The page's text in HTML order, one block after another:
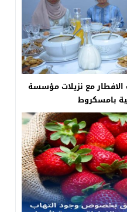
الافطار مع نزيلات مؤسسة
بامسكروط